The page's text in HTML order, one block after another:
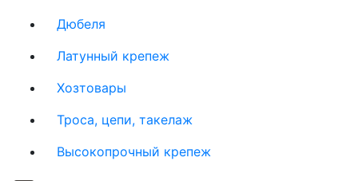
Дюбеля
Латунный крепеж
Хозтовары
Троса, цепи, такелаж
Высокопрочный крепеж